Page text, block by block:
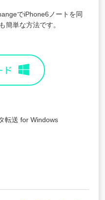
でiPhone6ノートを同
簡単な方法です。
転送 for Windows